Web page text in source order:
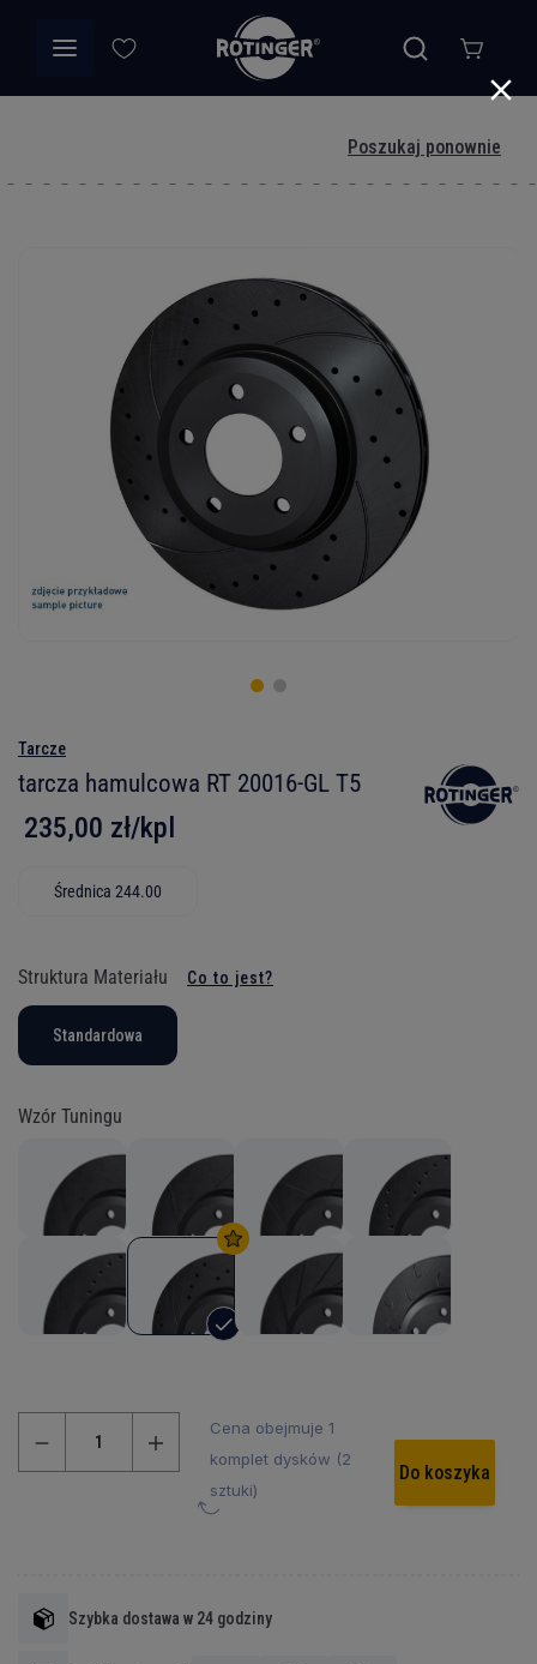
Poszukaj ponownie
Tarcze
tarcza hamulcowa RT 20016-GL T5
235,00 zł/kpl
Średnica 244.00
Struktura Materiału Co to jest?
Standardowa
Wzór Tuningu
Cena obejmuje 1
komplet dysków (2
sztuki)
Do koszyka
Szybka dostawa w 24 godziny